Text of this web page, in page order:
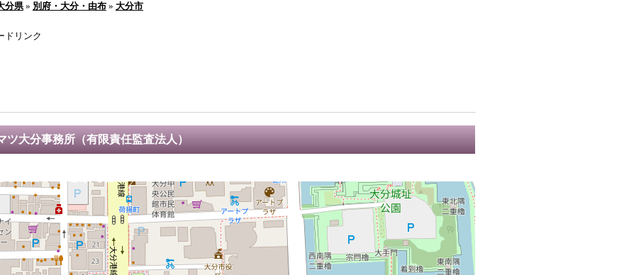
分県» 別府・大分・由布 » 大分市
ドリンク
ツ大分事務所（有限責任監査法人）